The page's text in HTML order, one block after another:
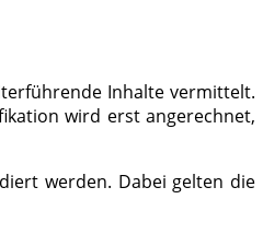
Inhalte vermittelt.
wird erst angerechnet,
werden. Dabei gelten die